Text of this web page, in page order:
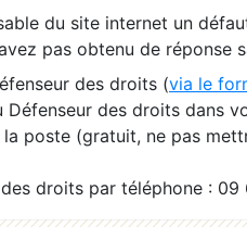
du site internet un
pas obtenu de réponse
des droits (via le
Défenseur des droits dans
poste (gratuit, ne pas
droits par téléphone :